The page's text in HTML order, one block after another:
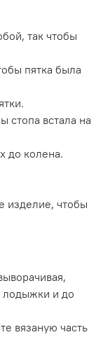
так чтобы
пятка была
стопа встала на
до колена.
изделие, чтобы
лодыжки и до
вязаную часть